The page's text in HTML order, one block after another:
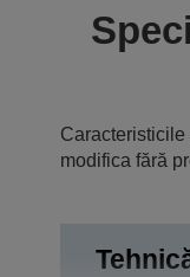
modifica fără